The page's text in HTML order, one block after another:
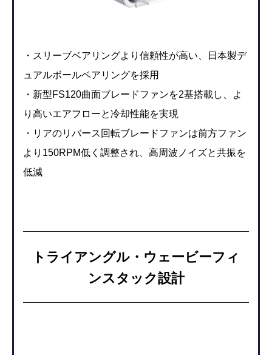
・スリーブベアリングより信頼性が高い、日本製デ
ュアルボールベアリングを採用
・新型FS120曲面ブレードファンを2基搭載し、よ
り高いエアフローと冷却性能を実現
・リアのリバース回転ブレードファンは前方ファン
より150RPM低く調整され、高周波ノイズと共振を
低減
トライアングル・ウェービーフィ
ンスタック設計